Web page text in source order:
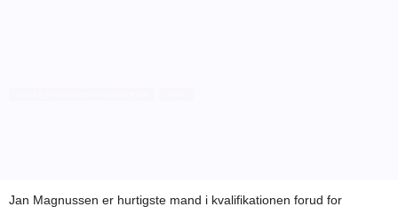
Jan Magnussen er hurtigste mand i kvalifikationen forud for